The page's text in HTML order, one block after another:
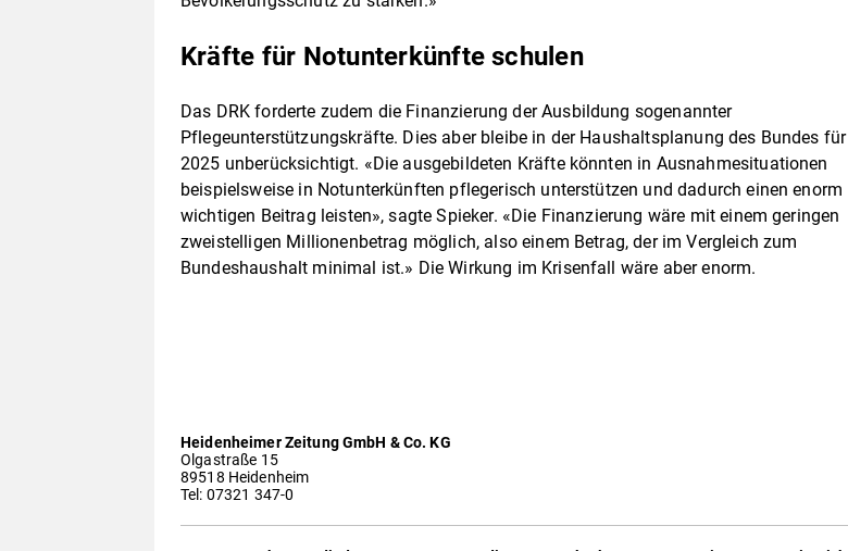
Kräfte für Notunterkünfte schulen
Das DRK forderte zudem die Finanzierung der Ausbildung sogenannter
Pflegeunterstützungskräfte. Dies aber bleibe in der Haushaltsplanung des Bundes für
2025 unberücksichtigt. «Die ausgebildeten Kräfte könnten in Ausnahmesituationen
beispielsweise in Notunterkünften pflegerisch unterstützen und dadurch einen enorm
wichtigen Beitrag leisten», sagte Spieker. «Die Finanzierung wäre mit einem geringen
zweistelligen Millionenbetrag möglich, also einem Betrag, der im Vergleich zum
Bundeshaushalt minimal ist.» Die Wirkung im Krisenfall wäre aber enorm.
Heidenheimer Zeitung GmbH & Co. KG
Olgastraße 15
89518 Heidenheim
Tel: 07321 347-0